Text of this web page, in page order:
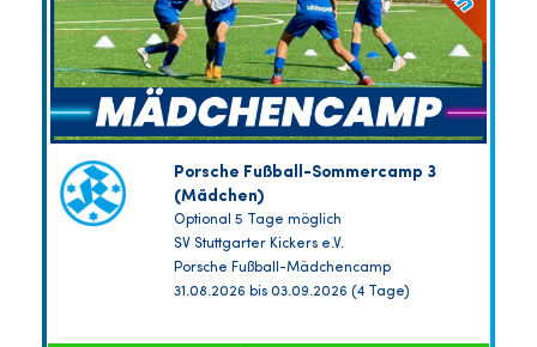
Porsche Fußball-Sommercamp 3
(Mädchen)
Optional 5 Tage möglich
SV Stuttgarter Kickers e.V.
Porsche Fußball-Mädchencamp
31.08.2026 bis 03.09.2026 (4 Tage)